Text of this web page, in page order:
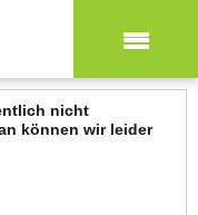
nicht
können wir leider